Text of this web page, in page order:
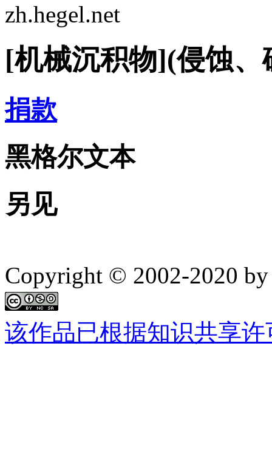
zh.hegel.net
[机械沉积物](侵蚀、
捐款
黑格尔文本
另见
Copyright © 2002-2020 by
该作品已根据知识共享